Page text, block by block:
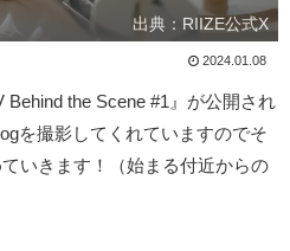
出典：RIIZE公式X
2024.01.08
Behind the Scene #1』が公開され
を撮影してくれていますのでそ
いきます！（始まる付近からの